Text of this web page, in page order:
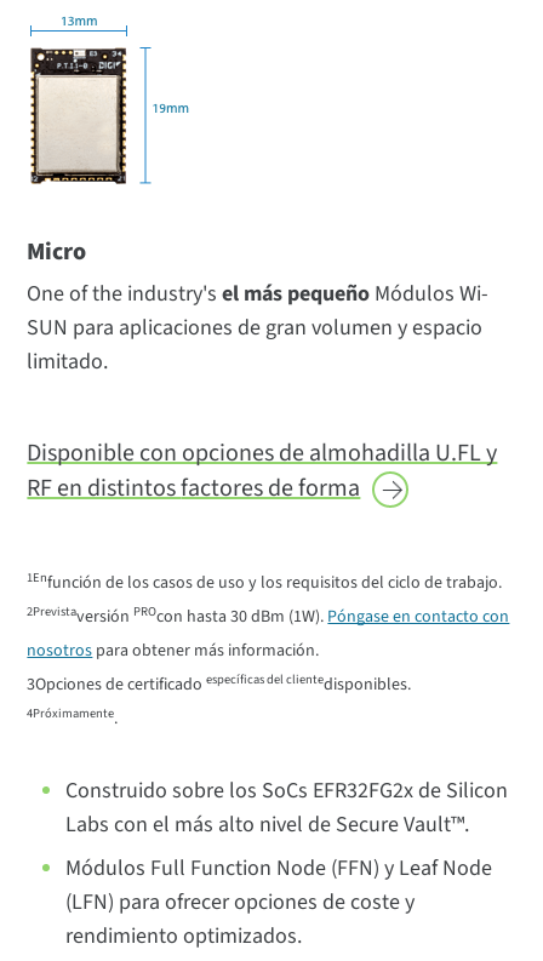
Micro
One of the industry'sel más pequeño Módulos Wi-
SUN para aplicaciones de gran volumen y espacio
limitado.
Disponible con opciones de almohadilla U.FL y
RF en distintosfactores de forma
1Enfunción de los casos de uso y los requisitos del ciclo de trabajo.
2Previstaversión PROcon hasta 30 dBm (1W).Póngase en contacto con
nosotrospara obtener más información.
3Opciones de certificadoespecíficas del clientedisponibles.
4Próximamente.
Construido sobre los SoCs EFR32FG2x de Silicon
Labs con el más alto nivel de Secure Vault™.
Módulos Full Function Node (FFN) y Leaf Node
(LFN) para ofrecer opciones de coste y
rendimiento optimizados.